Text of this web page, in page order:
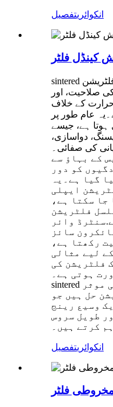
انکوائریتفصیل
کینڈل فلٹر
sintered تار میش فلٹر اس کی بہترین فلٹریشن
صلاحیت، اور
کے خلاف
عام طور پر
ہے، جیسے
دواسازی،
کی صفائی۔
کے بہاؤ سے
کو دور
گیا ہے۔یہ
ایپلی
جا سکتا ہے،
فلٹریشن
وائر
سائز
رکھتا ہے،
لیے مثالی
فلٹریشن کی
ہوتی ہے۔
sintered تار میش فلٹر انتہائی موثر
حل ہیں جو
وسیع رینج
طویل سروس
کرتے ہیں۔
انکوائریتفصیل
فلٹر